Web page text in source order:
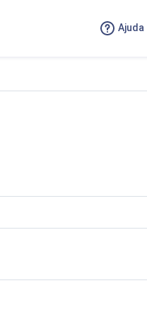
Ajuda